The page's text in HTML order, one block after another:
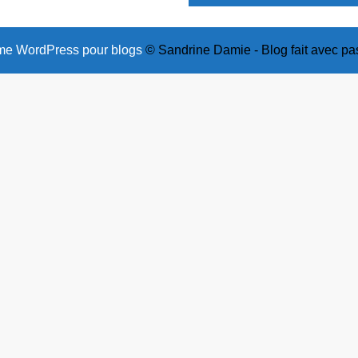
WordPress pour blogs© Sandrine Damie - Blog fait avec